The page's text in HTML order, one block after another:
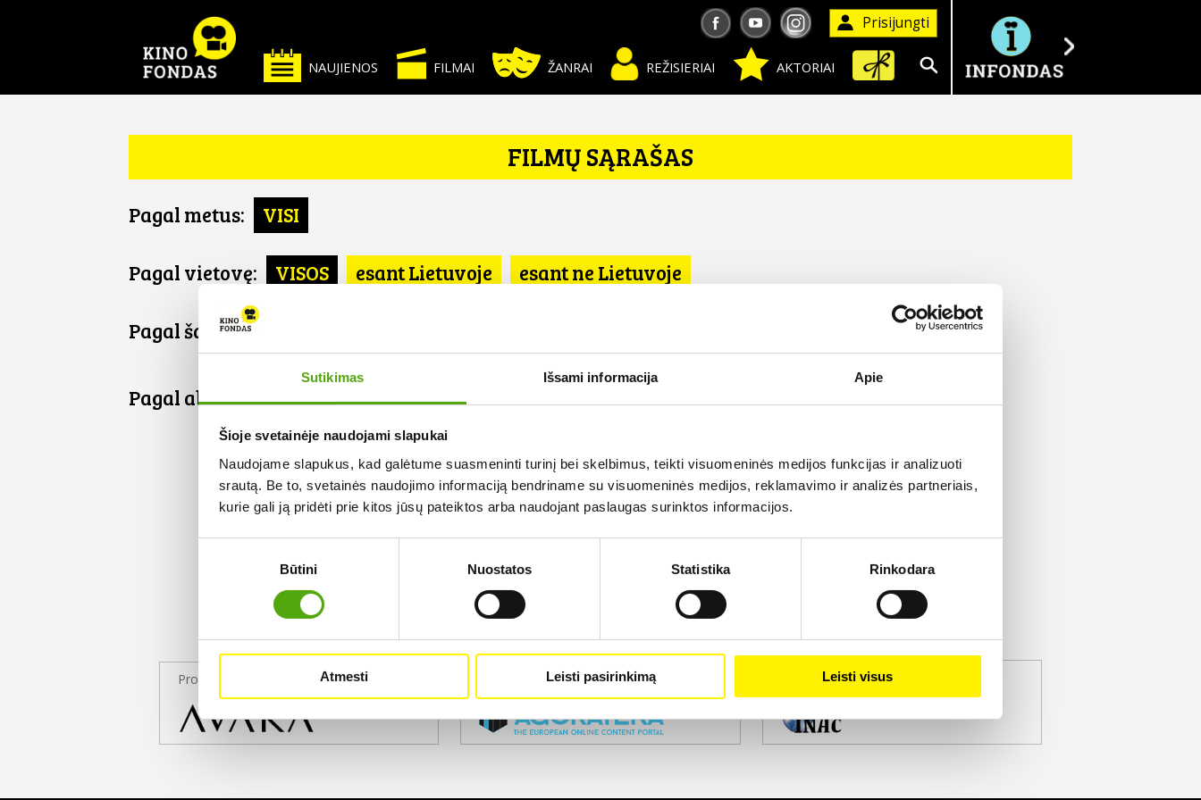
Sutikimas Išsami informacija Apie
Šioje svetainėje naudojami slapukai
Naudojame slapukus, kad galėtume suasmeninti turinį bei skelbimus, teikti visuomeninės medijos funkcijas ir analizuoti
srautą. Be to, svetainės naudojimo informaciją bendriname su visuomeninės medijos, reklamavimo ir analizės partneriais,
kurie gali ją pridėti prie kitos jūsų pateiktos arba naudojant paslaugas surinktos informacijos.
Būtini Nuostatos Statistika Rinkodara
Atmesti Leisti pasirinkimą Leisti visus
Prisijungti
AKTORIAI
REŽISIERIAI
ŽANRAI
FILMAI
NAUJIENOS
Ieškoti
FILMŲ SĄRAŠAS
Pagal metus: VISI
Pagal vietovę: VISOS esant Lietuvoje esant ne Lietuvoje
Pagal šalį: VISOS
Pagal abėcėlę:
Projekto partneris Projekto partneris Projekto partneris